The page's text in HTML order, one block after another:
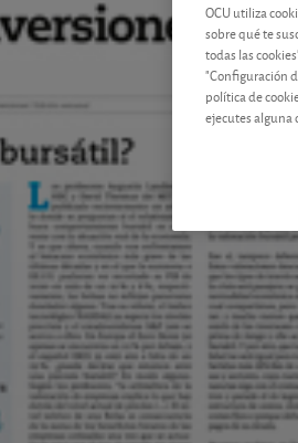
OCU utiliza
sobre qué te
todas las
"Configuración
política de
ejecutes alguna